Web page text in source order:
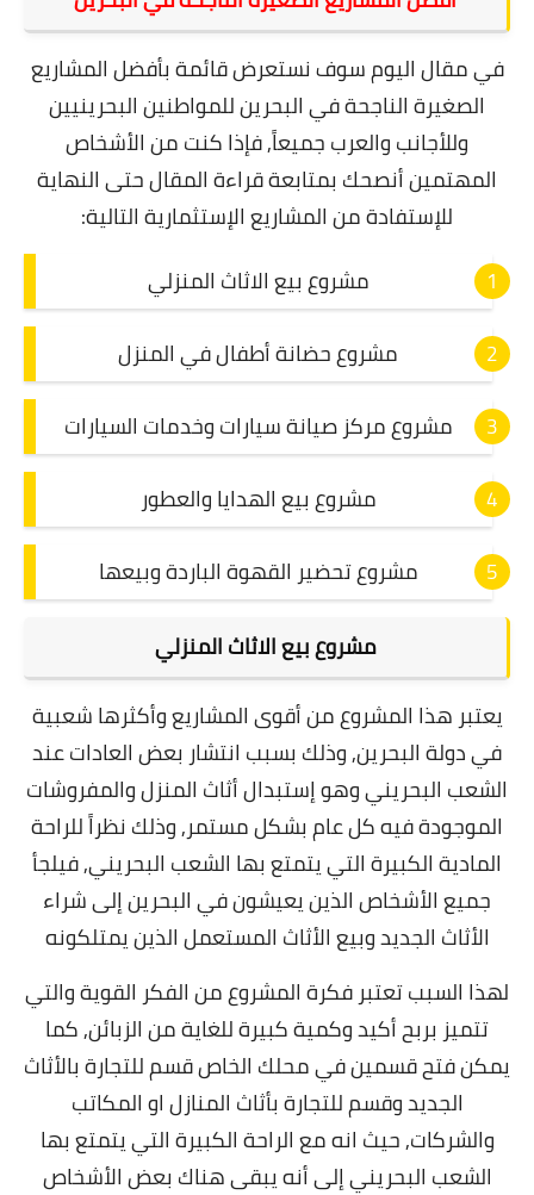
في مقال اليوم سوف نستعرض قائمة بأفضل المشاريع
الصغيرة الناجحة في البحرين للمواطنين البحرينيين
وللأجانب والعرب جميعاً, فإذا كنت من الأشخاص
المهتمين أنصحك بمتابعة قراءة المقال حتى النهاية
للإستفادة من المشاريع الإستثمارية التالية:
مشروع بيع الاثاث المنزلي
مشروع حضانة أطفال في المنزل
مشروع مركز صيانة سيارات وخدمات السيارات
مشروع بيع الهدايا والعطور
مشروع تحضير القهوة الباردة وبيعها
مشروع بيع الاثاث المنزلي
يعتبر هذا المشروع من أقوى المشاريع وأكثرها شعبية
في دولة البحرين, وذلك بسبب انتشار بعض العادات عند
الشعب البحريني وهو إستبدال أثاث المنزل والمفروشات
الموجودة فيه كل عام بشكل مستمر,وذلك نظراً للراحة
المادية الكبيرة التي يتمتع بها الشعب البحريني, فيلجأ
جميع الأشخاص الذين يعيشون في البحرين إلى شراء
الأثاث الجديد وبيع الأثاث المستعمل الذين يمتلكونه
لهذا السبب تعتبر فكرة المشروع من الفكر القوية والتي
تتميز بربح أكيد وكمية كبيرة للغاية من الزبائن, كما
يمكن فتح قسمين في محلك الخاص قسم للتجارة بالأثاث
الجديد وقسم للتجارة بأثاث المنازل او المكاتب
والشركات,حيث انه مع الراحة الكبيرة التي يتمتع بها
الشعب البحريني إلى أنه يبقى هناك بعض الأشخاص